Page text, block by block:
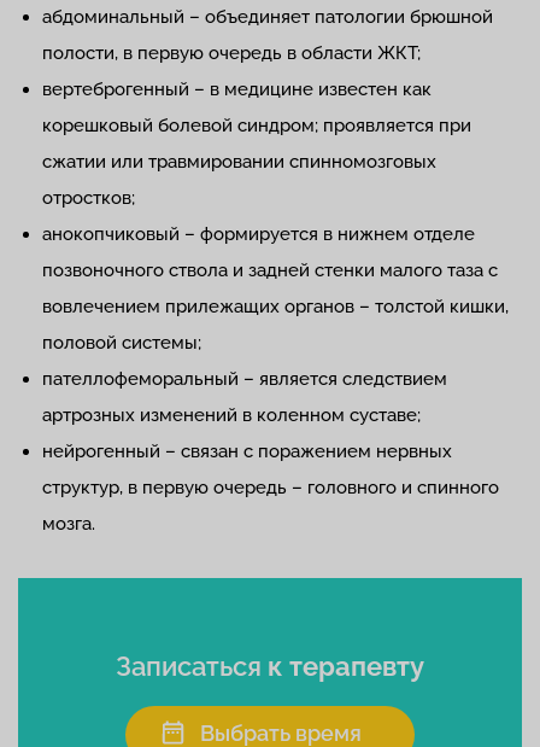
абдоминальный – объединяет патологии брюшной
полости, в первую очередь в области ЖКТ;
вертеброгенный – в медицине известен как
корешковый болевой синдром; проявляется при
сжатии или травмировании спинномозговых
отростков;
анокопчиковый – формируется в нижнем отделе
позвоночного ствола и задней стенки малого таза с
вовлечением прилежащих органов – толстой кишки,
половой системы;
пателлофеморальный – является следствием
артрозных изменений в коленном суставе;
нейрогенный – связан с поражением нервных
структур, в первую очередь – головного и спинного
мозга.
Записаться к терапевту
Выбрать время